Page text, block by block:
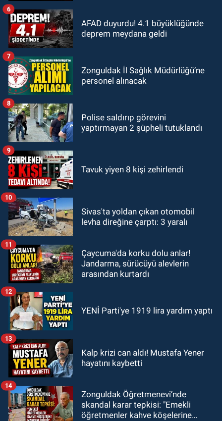
AFAD duyurdu! 4.1 büyüklüğünde
deprem meydana geldi
6
Zonguldak İl Sağlık Müdürlüğü’ne
personel alınacak
7
Polise saldırıp görevini
yaptırmayan 2 şüpheli tutuklandı
8
Tavuk yiyen 8 kişi zehirlendi
9
Sivas'ta yoldan çıkan otomobil
levha direğine çarptı: 3 yaralı
10
Çaycuma'da korku dolu anlar!
Jandarma, sürücüyü alevlerin
arasından kurtardı
11
YENİ Parti'ye 1919 lira yardım yaptı
12
Kalp krizi can aldı! Mustafa Yener
hayatını kaybetti
13
Zonguldak Öğretmenevi’nde
skandal karar tepkisi: "Emekli
öğretmenler kahve köşelerine
14